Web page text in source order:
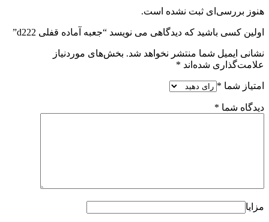
هنوز بررسی‌ای ثبت نشده است.
اولین کسی باشید که دیدگاهی می نویسد “جعبه آماده قفلی d222”
نشانی ایمیل شما منتشر نخواهد شد. بخش‌های موردنیاز
علامت‌گذاری شده‌اند *
امتیاز شما *
دیدگاه شما *
مزایا